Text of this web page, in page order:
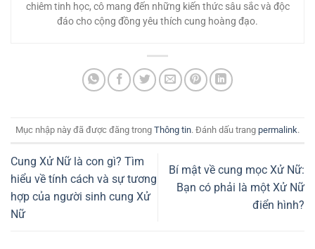
chiêm tinh học, cô mang đến những kiến thức sâu sắc và độc
đáo cho cộng đồng yêu thích cung hoàng đạo.
Mục nhập này đã được đăng trong Thông tin. Đánh dấu trang permalink.
Cung Xử Nữ là con gì? Tìm
hiểu về tính cách và sự tương
hợp của người sinh cung Xử
Nữ
Bí mật về cung mọc Xử Nữ:
Bạn có phải là một Xử Nữ
điển hình?